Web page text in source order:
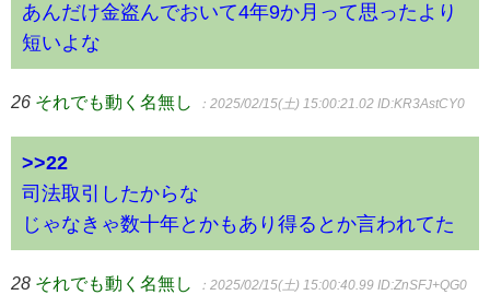
あんだけ金盗んでおいて4年9か月って思ったより
短いよな
26 それでも動く名無し ：2025/02/15(土) 15:00:21.02 ID:KR3AstCY0
>>22
司法取引したからな
じゃなきゃ数十年とかもあり得るとか言われてた
28 それでも動く名無し ：2025/02/15(土) 15:00:40.99 ID:ZnSFJ+QG0